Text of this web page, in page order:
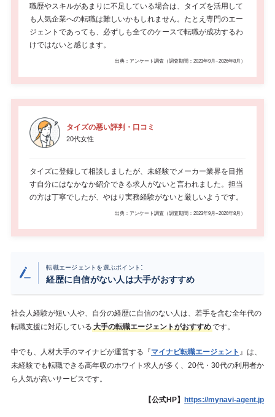
職歴やスキルがあまりに不足している場合は、タイズを活用して
も人気企業への転職は難しいかもしれません。たとえ専門のエー
ジェントであっても、必ずしも全てのケースで転職が成功するわ
けではないと感じます。
出典：アンケート調査（調査期間：2023年9月~2026年8月）
タイズの悪い評判・口コミ
20代女性
タイズに登録して相談しましたが、未経験でメーカー業界を目指
す自分にはなかなか紹介できる求人がないと言われました。担当
の方は丁寧でしたが、やはり実務経験がないと厳しいようです。
出典：アンケート調査（調査期間：2023年9月~2026年8月）
転職エージェントを選ぶポイント :
経歴に自信がない人は大手がおすすめ
社会人経験が短い人や、自分の経歴に自信のない人は、若手を含む全年代の
転職支援に対応している 大手の転職エージェントがおすすめです。
中でも、人材大手のマイナビが運営する『マイナビ転職エージェント 』は、
未経験でも転職できる高年収のホワイト求人が多く、20代・30代の利用者か
ら人気が高いサービスです。
【公式HP】 https://mynavi-agent.jp